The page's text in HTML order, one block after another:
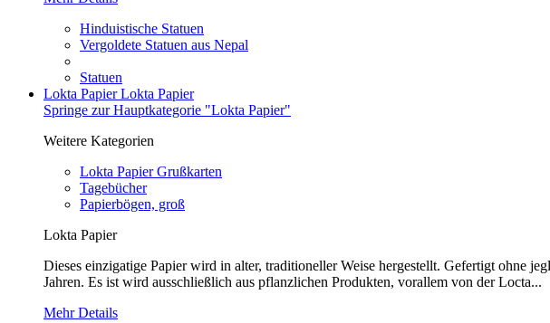
Hinduistische Statuen
Vergoldete Statuen aus Nepal
Statuen
Lokta PapierLokta Papier
Springe zur Hauptkategorie "Lokta Papier"
Weitere Kategorien
Lokta Papier Grußkarten
Tagebücher
Papierbögen, groß
Lokta Papier
Dieses einzigatige Papier wird in alter, traditioneller Weise hergestellt. Gefertigt ohne
Jahren. Es ist wird ausschließlich aus pflanzlichen Produkten, vorallem von der Locta...
Mehr Details